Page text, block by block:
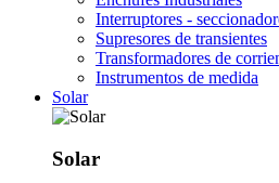
Interruptores -
Supresores de transientes
Transformadores de
Instrumentos de medida
Solar
Solar